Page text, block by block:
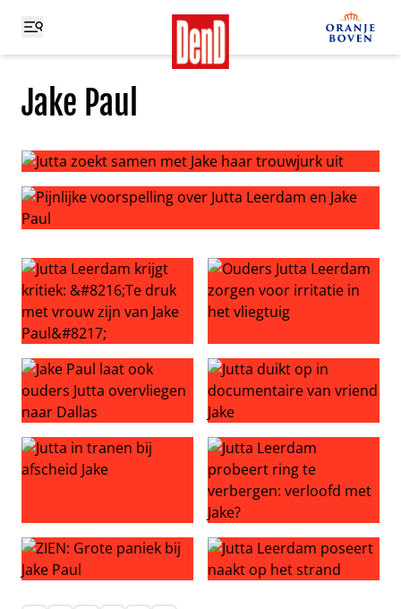
Jake Paul
Jutta zoekt samen met Jake haar trouwjurk uit
Jutta Leerdam krijgt kritiek: ‘Te druk met vrouw zijn van
Ouders Jutta Leerdam
Jake Paul laat ook ouders Jutta overvliegen naar Dallas
Jutta duikt op in
Jutta in tranen bij afscheid JakeJutta Leerdam probeert